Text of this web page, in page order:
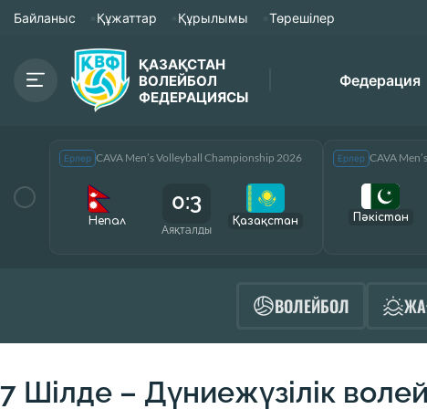
Байланыс Құжаттар Құрылымы Төрешілер
ҚАЗАҚСТАН
ВОЛЕЙБОЛ
ФЕДЕРАЦИЯСЫ
Федерация
Ерлер CAVA Men’s Volleyball Championship 2026
Непал
0:3
Аяқталды
Қазақcтан
Ерлер CAVA
Пәкістан
ВОЛЕЙБОЛ
7 Шілде – Дүниежүзілік